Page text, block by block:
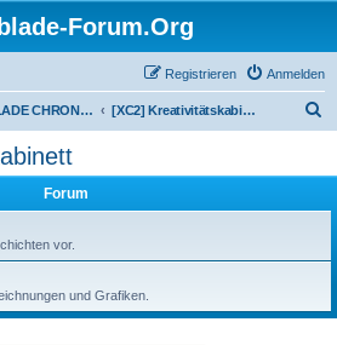
Forum.Org
Anmelden
Registrieren
XENOBLADE CHRONICLES 2 [XC2] Kreativitätskabinett
Forum
vor.
und Grafiken.